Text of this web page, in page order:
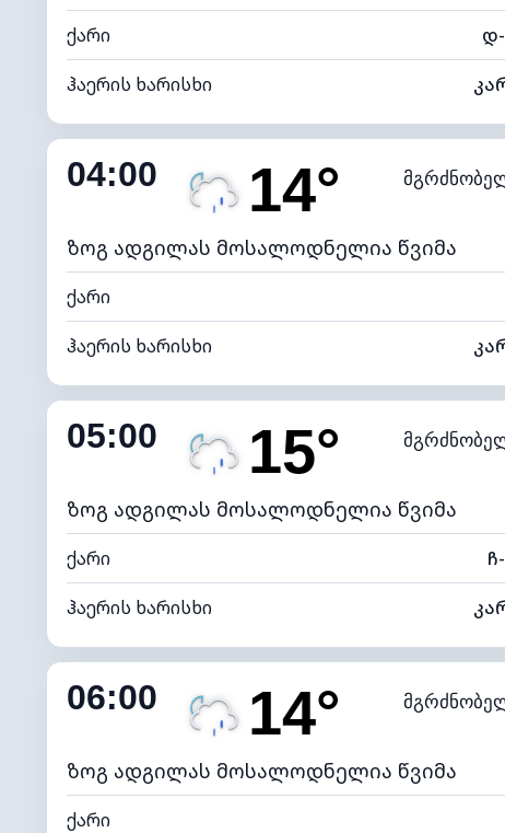
ქარი
ჰაერის ხარისხი
შიდა ტენიანობა
ნამის წერტილი
განათების ინდექსი
04:00 14°
ზოგ ადგილას მოსალოდნელია წვიმა
ქარი
ჰაერის ხარისხი
შიდა ტენიანობა
ნამის წერტილი
განათების ინდექსი
05:00 15°
ზოგ ადგილას მოსალოდნელია წვიმა
ქარი
ჰაერის ხარისხი
შიდა ტენიანობა
ნამის წერტილი
განათების ინდექსი
06:00 14°
ზოგ ადგილას მოსალოდნელია წვიმა
ქარი